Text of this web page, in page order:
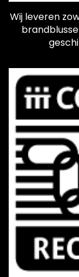
Wij leveren